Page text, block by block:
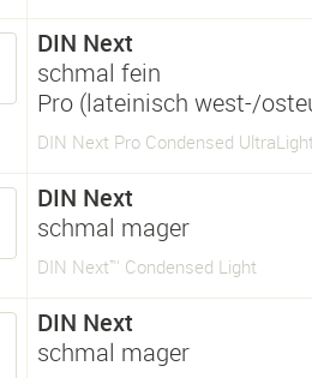
DIN Next
schmal fein
Pro (lateinisch west-/
DIN Next Pro Condensed
DIN Next
schmal mager
DIN Next™ Condensed Light
DIN Next
schmal mager